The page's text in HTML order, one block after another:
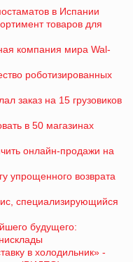
в Испании
товаров для
компания мира Wal-
роботизированных
заказ на 15 грузовиков
в 50 магазинах
онлайн-продажи на
упрощенного возврата
специализирующийся
будущего:
в холодильник» -